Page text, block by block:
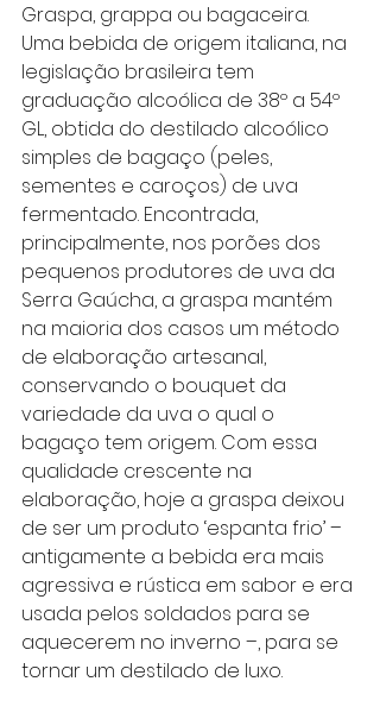
Graspa, grappa ou bagaceira.
Uma bebida de origem italiana, na
legislação brasileira tem
graduação alcoólica de 38º a 54º
GL, obtida do destilado alcoólico
simples de bagaço (peles,
sementes e caroços) de uva
fermentado. Encontrada,
principalmente, nos porões dos
pequenos produtores de uva da
Serra Gaúcha, a graspa mantém
na maioria dos casos um método
de elaboração artesanal,
conservando o bouquet da
variedade da uva o qual o
bagaço tem origem. Com essa
qualidade crescente na
elaboração, hoje a graspa deixou
de ser um produto ‘espanta frio’ –
antigamente a bebida era mais
agressiva e rústica em sabor e era
usada pelos soldados para se
aquecerem no inverno –, para se
tornar um destilado de luxo.